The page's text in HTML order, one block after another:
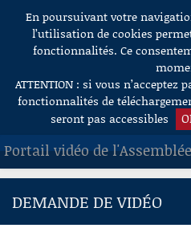
Aller au contenu
En poursuivant votre
l’utilisation de cookies
fonctionnalités. Ce
ATTENTION : si vous
fonctionnalités de
seront pas accessibles
Portail vidéo de
ACCUEIL
DEMANDE DE VIDÉO